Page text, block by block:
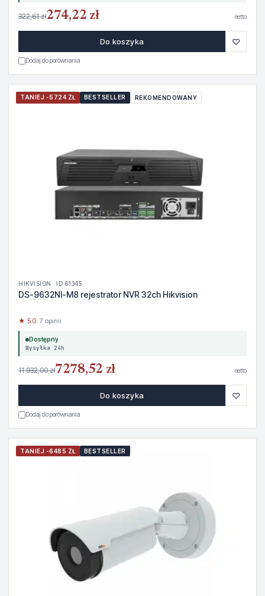
322,61 zł274,22 zł netto
Do koszyka ♡
Dodaj do porównania
TANIEJ -5724 ZŁ BESTSELLER REKOMENDOWANY
HIKVISION · ID 61345
DS-9632NI-M8 rejestrator NVR 32ch Hikvision
★ 5.0· 7 opinii
Dostępny
Wysyłka 24h
11 932,00 zł7278,52 zł netto
Do koszyka ♡
Dodaj do porównania
TANIEJ -6485 ZŁ BESTSELLER